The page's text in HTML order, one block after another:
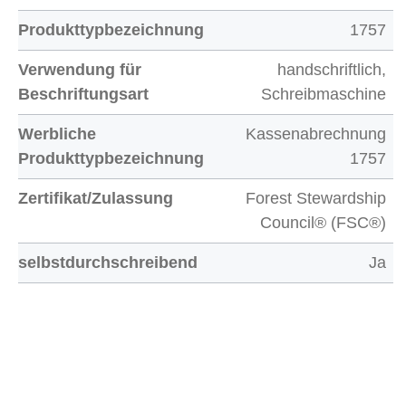
Produkttypbezeichnung 1757
Verwendung für
Beschriftungsart
handschriftlich,
Schreibmaschine
Werbliche
Produkttypbezeichnung
Kassenabrechnung
1757
Zertifikat/Zulassung
Forest Stewardship
Council® (FSC®)
selbstdurchschreibend Ja